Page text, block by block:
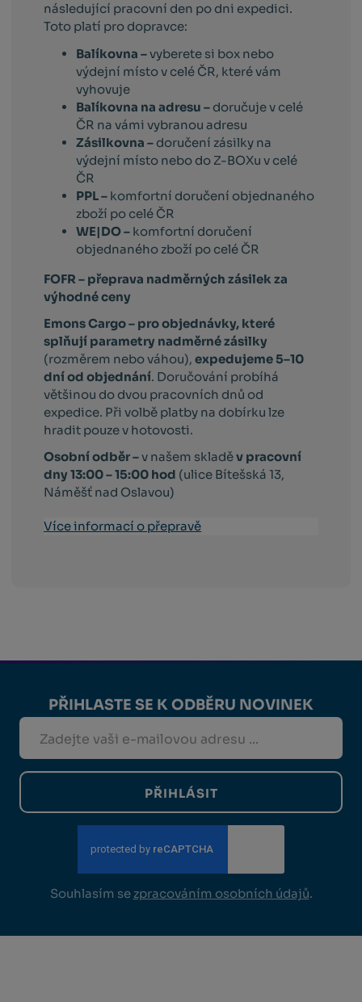
následující pracovní den po dni expedici.
Toto platí pro dopravce:
Balíkovna –vyberete si box nebo
výdejní místo v celé ČR, které vám
vyhovuje
Balíkovna na adresu – doručuje v celé
ČR na vámi vybranou adresu
Zásilkovna – doručení zásilky na
výdejní místo nebo do Z-BOXu v celé
ČR
PPL – komfortní doručení objednaného
zboží po celé ČR
WE|DO – komfortní doručení
objednaného zboží po celé ČR
FOFR – přeprava nadměrných zásilek za
výhodné ceny
Emons Cargo – pro objednávky, které
splňují parametry nadměrné zásilky
(rozměrem nebo váhou),expedujeme 5–10
dní od objednání. Doručování probíhá
většinou do dvou pracovních dnů od
expedice. Při volbě platby na dobírku lze
hradit pouze v hotovosti.
Osobní odběr –v našem skladěv pracovní
dny 13:00 – 15:00 hod (ulice Bítešská 13,
Náměšť nad Oslavou)
Více informací o přepravě
PŘIHLASTE SE K ODBĚRU NOVINEK
PŘIHLÁSIT
Souhlasím se zpracováním osobních údajů.